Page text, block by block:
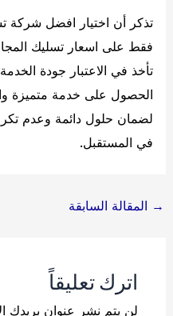
تذكر أن اختيار افضل شركة
فقط على اسعار تسليك
تأخذ في الاعتبار جودة
الحصول على خدمة متميزة
لضمان حلول دائمة وعدم
في المستقبل.
Post
→ المقالة السابقة
اترك تعليقاً
لن يتم نشر عنوان بريدك